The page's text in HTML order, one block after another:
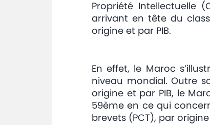
Propriété Intellectuelle
arrivant en tête du
origine et par PIB.
En effet, le Maroc
niveau mondial. Outre
origine et par PIB, le
59ème en ce qui
brevets (PCT), par origine